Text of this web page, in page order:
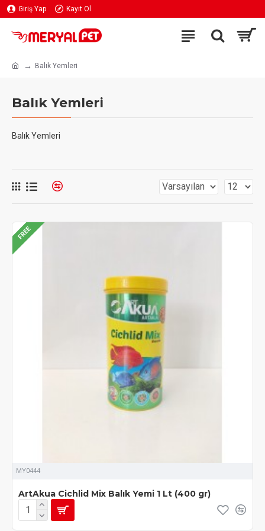
Giriş Yap Kayıt Ol
Balık Yemleri
Balık Yemleri
Balık Yemleri
FREE
MY0444
ArtAkua Cichlid Mix Balık Yemi 1 Lt (400 gr)